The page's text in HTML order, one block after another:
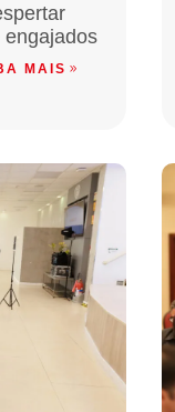
MAIS